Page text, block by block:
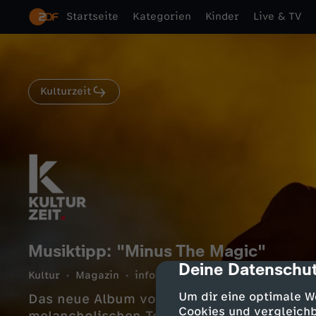
cmp-dialog-
Deine
Um dir eine optimale
Cookies und
Startseite Kategorien Kinder Live & TV
Kulturzeit
Musiktipp: "Minus The Magic"
Kultur Magazin informativ 1 Min. 21.05.2026
Das neue Album von Get Well Soon